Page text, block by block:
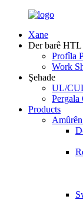
Xane
Der barê HTL
Profîla
Work
Şehade
UL/
Pergala
Products